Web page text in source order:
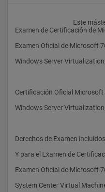
Examen de Certificación de
Examen Oficial de Microsoft
Windows Server
Certificación Oficial Microsoft
Windows Server
Derechos de Examen incluidos
Y para el Examen de
Examen Oficial de Microsoft
System Center Virtual